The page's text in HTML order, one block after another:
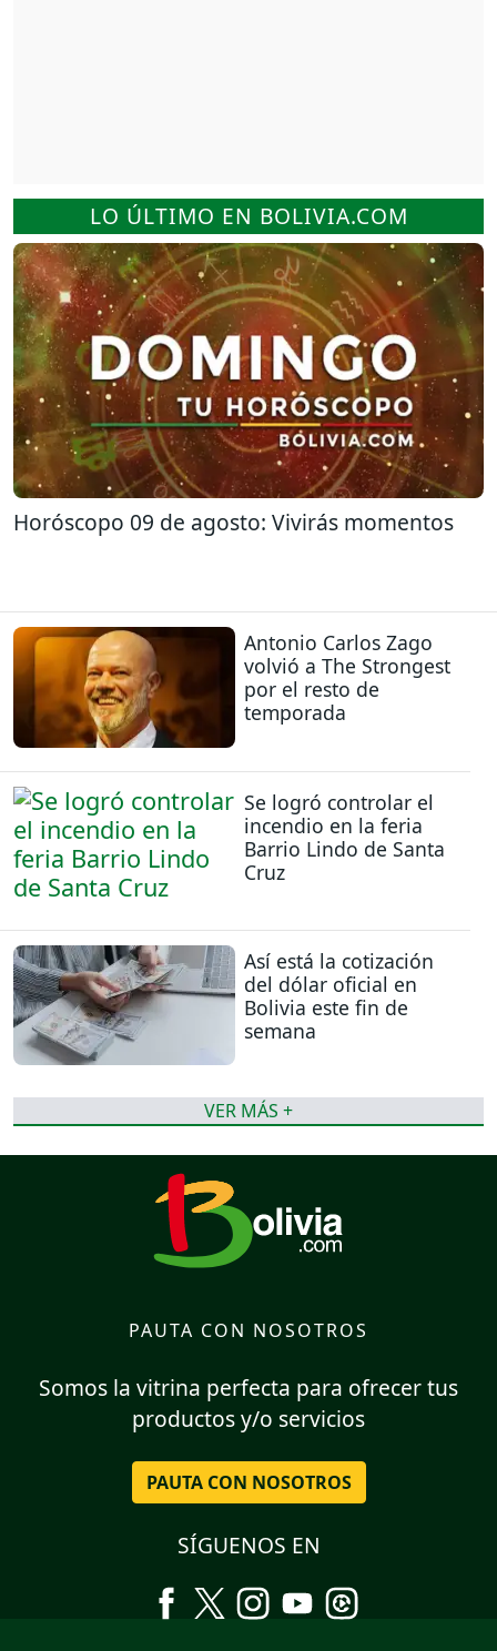
LO ÚLTIMO EN BOLIVIA.COM
Horóscopo 09 de agosto: Vivirás momentos
Antonio Carlos Zago
volvió a The Strongest
por el resto de
temporada
Se logró controlar el
incendio en la feria
Barrio Lindo de Santa
Cruz
Así está la cotización
del dólar oficial en
Bolivia este fin de
semana
VER MÁS +
PAUTA CON NOSOTROS
Somos la vitrina perfecta para ofrecer tus
productos y/o servicios
PAUTA CON NOSOTROS
SÍGUENOS EN